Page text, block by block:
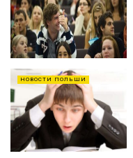
НОВОСТИ ПОЛЬШИ